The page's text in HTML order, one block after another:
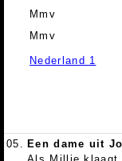
Mmv
Mmv
Nederland 1
05. Een dame uit